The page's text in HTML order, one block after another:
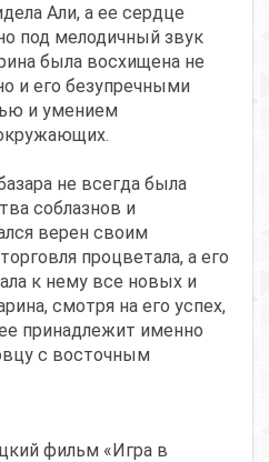
Али, а ее сердце
под мелодичный звук
была восхищена не
и его безупречными
и умением
не всегда была
соблазнов и
верен своим
процветала, а его
к нему все новых и
смотря на его успех,
принадлежит именно
с восточным
фильм «Игра в